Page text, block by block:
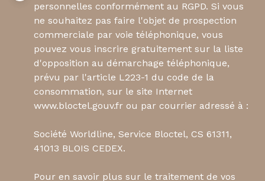
personnelles conformément au RGPD. Si vous
ne souhaitez pas faire l'objet de prospection
commerciale par voie téléphonique, vous
pouvez vous inscrire gratuitement sur la liste
d'opposition au démarchage téléphonique,
prévu par l'article L223-1 du code de la
consommation, sur le site Internet
www.bloctel.gouv.fr ou par courrier adressé à :
Société Worldline, Service Bloctel, CS 61311,
41013 BLOIS CEDEX.
Pour en savoir plus sur le traitement de vos